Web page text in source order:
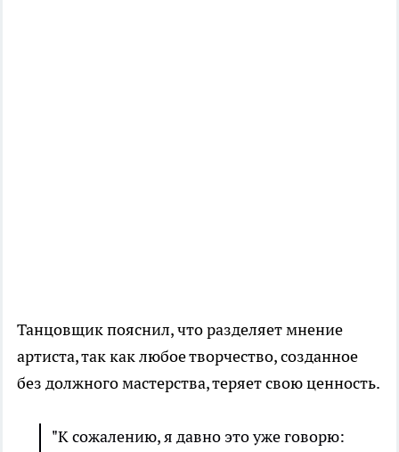
Танцовщик пояснил, что разделяет мнение
артиста, так как любое творчество, созданное
без должного мастерства, теряет свою ценность.
"К сожалению, я давно это уже говорю: